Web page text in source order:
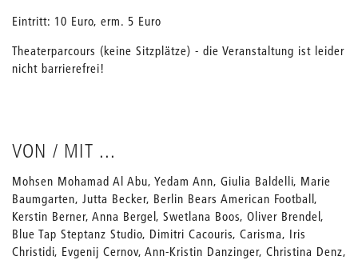
Eintritt: 10 Euro, erm. 5 Euro
Theaterparcours (keine Sitzplätze) - die Veranstaltung ist leider
nicht barrierefrei!
VON / MIT ...
Mohsen Mohamad Al Abu, Yedam Ann, Giulia Baldelli, Marie
Baumgarten, Jutta Becker, Berlin Bears American Football,
Kerstin Berner, Anna Bergel, Swetlana Boos, Oliver Brendel,
Blue Tap Steptanz Studio, Dimitri Cacouris, Carisma, Iris
Christidi, Evgenij Cernov, Ann-Kristin Danzinger, Christina Denz,